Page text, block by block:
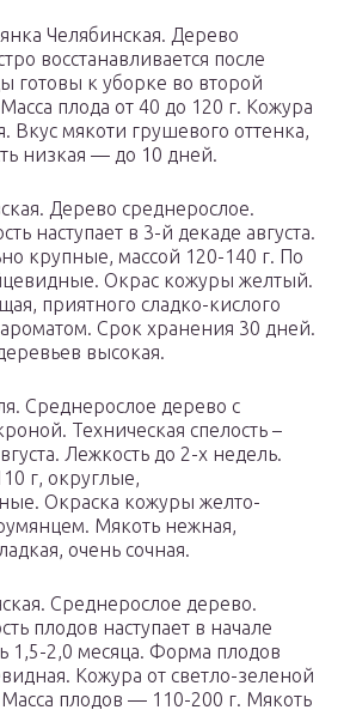
Челябинская. Дерево
восстанавливается после
готовы к уборке во второй
плода от 40 до 120 г. Кожура
Вкус мякоти грушевого оттенка,
низкая — до 10 дней.
Дерево среднерослое.
наступает в 3-й декаде августа.
крупные, массой 120-140 г. По
Окрас кожуры желтый.
приятного сладко-кислого
Срок хранения 30 дней.
высокая.
Среднерослое дерево с
Техническая спелость –
Лежкость до 2-х недель.
г, округлые,
Окраска кожуры желто-
Мякоть нежная,
очень сочная.
Среднерослое дерево.
плодов наступает в начале
1,5-2,0 месяца. Форма плодов
Кожура от светло-зеленой
плодов — 110-200 г. Мякоть